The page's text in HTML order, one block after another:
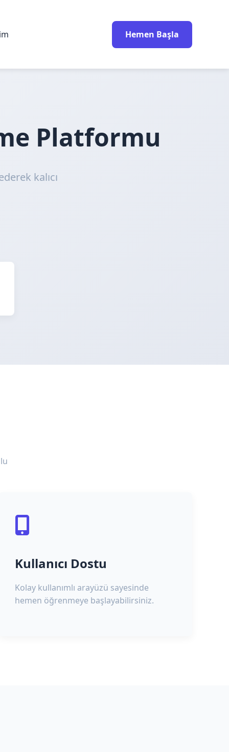
Hemen Başla
Platformu
kalıcı
Kullanıcı Dostu
Kolay kullanımlı arayüzü sayesinde
hemen öğrenmeye başlayabilirsiniz.